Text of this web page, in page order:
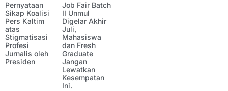
Pernyataan
Sikap Koalisi
Pers Kaltim
atas
Stigmatisasi
Profesi
Jurnalis oleh
Presiden
Job Fair Batch
II Unmul
Digelar Akhir
Juli,
Mahasiswa
dan Fresh
Graduate
Jangan
Lewatkan
Kesempatan
Ini.